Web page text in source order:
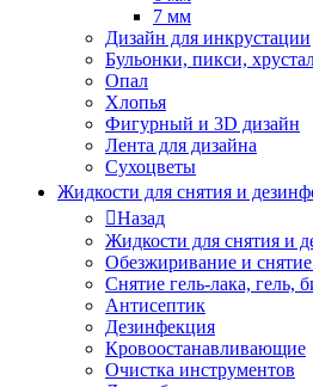
7 мм
Дизайн для инкрустации
Бульонки, пикси,
Опал
Хлопья
Фигурный и 3D дизайн
Лента для дизайна
Сухоцветы
Жидкости для снятия и
Назад
Жидкости для снятия и
Обезжиривание и
Снятие гель-лака, гель,
Антисептик
Дезинфекция
Кровоостанавливающие
Очистка инструментов